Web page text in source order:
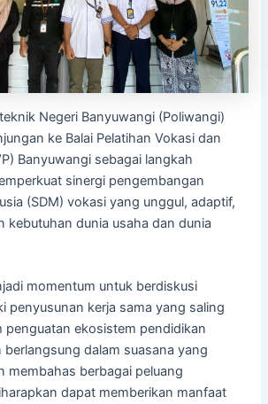
Negeri Banyuwangi (Poliwangi)
ke Balai Pelatihan Vokasi dan
Banyuwangi sebagai langkah
sinergi pengembangan
(SDM) vokasi yang unggul, adaptif,
kebutuhan dunia usaha dan dunia
momentum untuk berdiskusi
penyusunan kerja sama yang saling
penguatan ekosistem pendidikan
berlangsung dalam suasana yang
membahas berbagai peluang
dapat memberikan manfaat